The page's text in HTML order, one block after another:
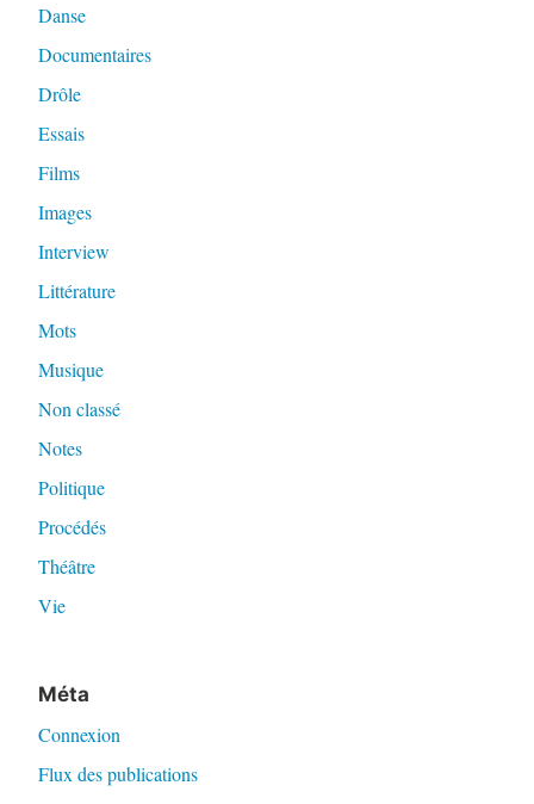
Danse
Documentaires
Drôle
Essais
Films
Images
Interview
Littérature
Mots
Musique
Non classé
Notes
Politique
Procédés
Théâtre
Vie
Méta
Connexion
Flux des publications